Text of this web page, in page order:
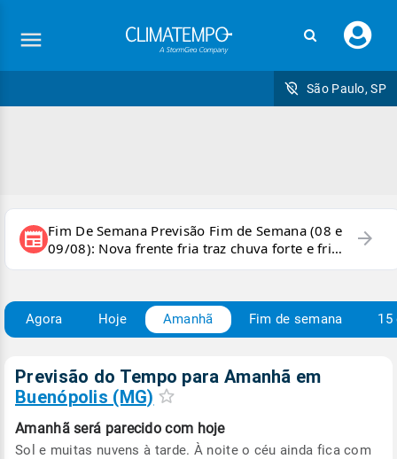
seu
São Paulo, SP
newspaper Fim De Semana Previsão Fim de Semana (08 e
09/08): Nova frente fria traz chuva forte e frio
para áreas do país
arrow_forward
Agora Hoje Amanhã Fim de semana 15
Previsão do Tempo para Amanhã em
Buenópolis (MG)
Amanhã será parecido com hoje
Sol e muitas nuvens à tarde. À noite o céu ainda fica com